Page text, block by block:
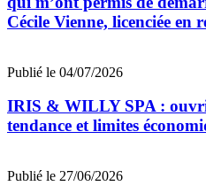
Cécile Vienne, licenciée en
Publié le 04/07/2026
IRIS & WILLY SPA :
tendance et limites
Publié le 27/06/2026